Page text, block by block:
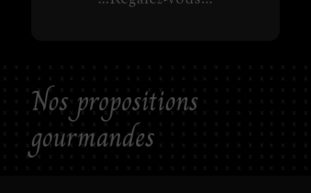
Nos propositions
gourmandes